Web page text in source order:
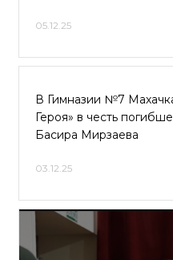
05.12.25
В Гимназии №7
Героя» в честь
Басира Мирзаева
03.12.25